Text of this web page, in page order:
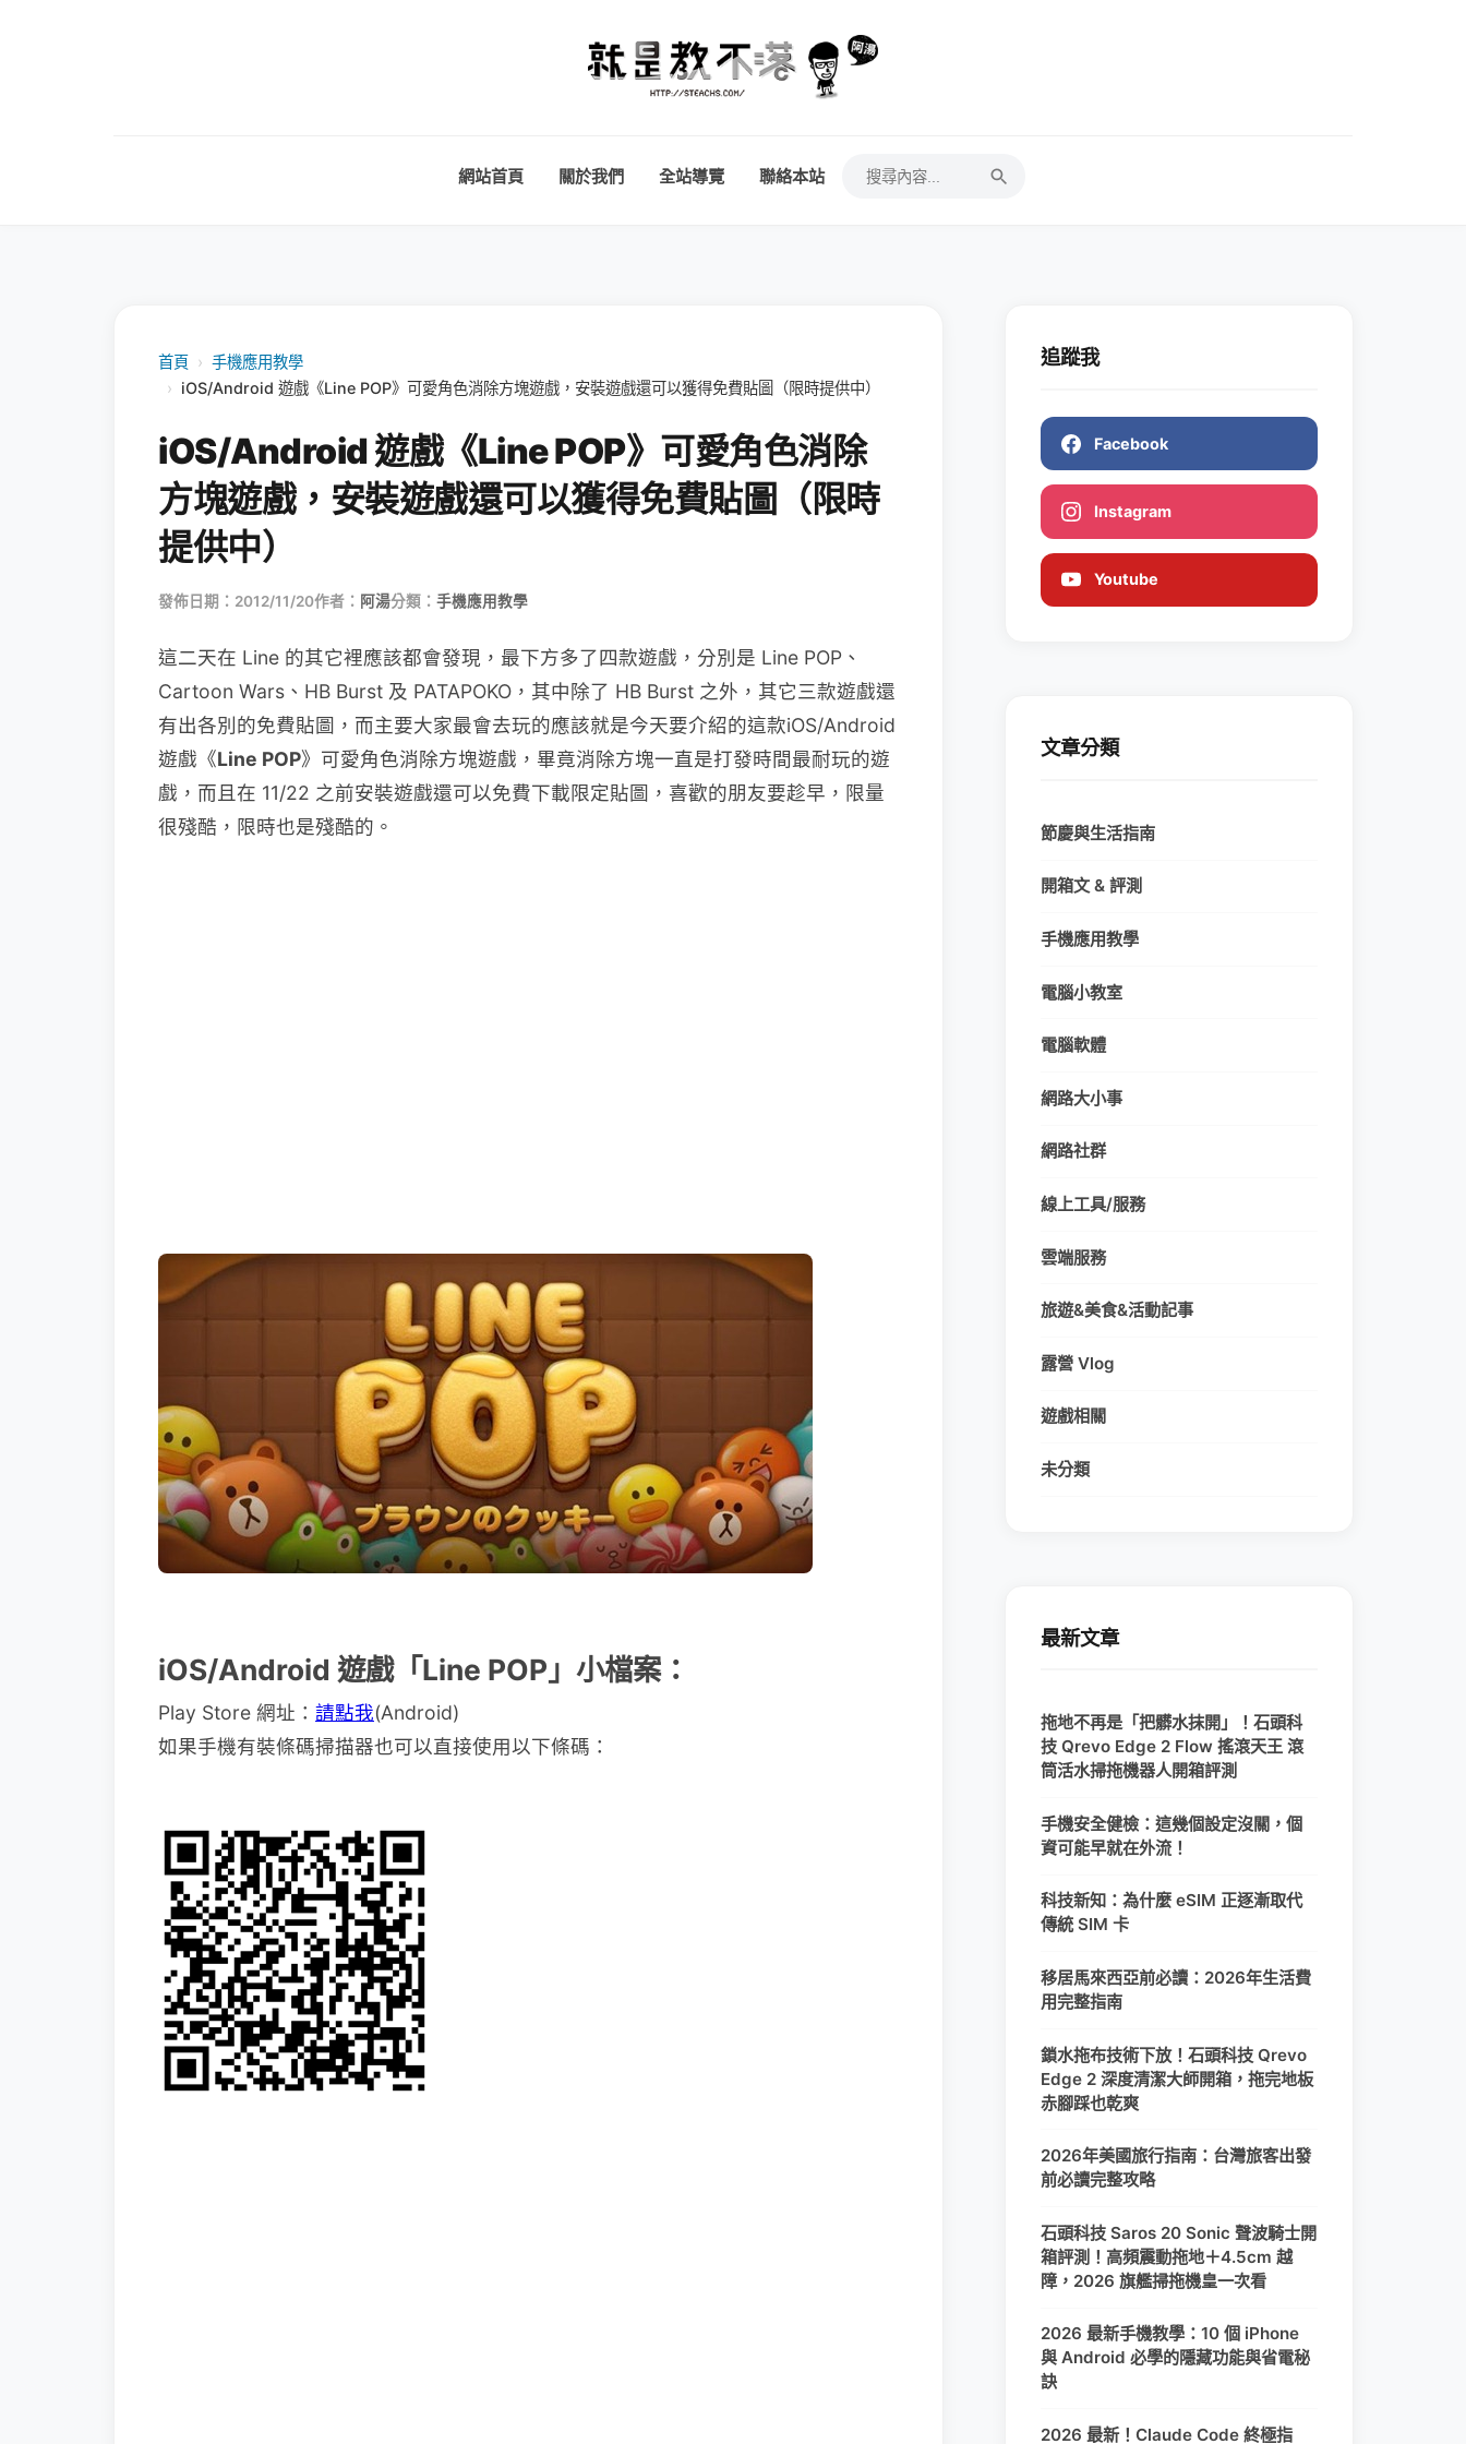
網站首頁 關於我們 全站導覽 聯絡本站
首頁 › 手機應用教學
› iOS/Android 遊戲《Line POP》可愛角色消除方塊遊戲，安裝遊戲還可以獲得免費貼圖（限時提供中）
iOS/Android 遊戲《Line POP》可愛角色消除
方塊遊戲，安裝遊戲還可以獲得免費貼圖（限時
提供中）
發佈日期：2012/11/20作者： 阿湯分類： 手機應用教學
這二天在 Line 的其它裡應該都會發現，最下方多了四款遊戲，分別是 Line POP、
Cartoon Wars、HB Burst 及 PATAPOKO，其中除了 HB Burst 之外，其它三款遊戲還
有出各別的免費貼圖，而主要大家最會去玩的應該就是今天要介紹的這款iOS/Android
遊戲《Line POP》可愛角色消除方塊遊戲，畢竟消除方塊一直是打發時間最耐玩的遊
戲，而且在 11/22 之前安裝遊戲還可以免費下載限定貼圖，喜歡的朋友要趁早，限量
很殘酷，限時也是殘酷的。
iOS/Android 遊戲「Line POP」小檔案：
Play Store 網址： 請點我(Android)
如果手機有裝條碼掃描器也可以直接使用以下條碼：
追蹤我
Facebook
Instagram
Youtube
文章分類
節慶與生活指南
開箱文 & 評測
手機應用教學
電腦小教室
電腦軟體
網路大小事
網路社群
線上工具/服務
雲端服務
旅遊&美食&活動記事
露營 Vlog
遊戲相關
未分類
最新文章
拖地不再是「把髒水抹開」！石頭科
技 Qrevo Edge 2 Flow 搖滾天王 滾
筒活水掃拖機器人開箱評測
手機安全健檢：這幾個設定沒關，個
資可能早就在外流！
科技新知：為什麼 eSIM 正逐漸取代
傳統 SIM 卡
移居馬來西亞前必讀：2026年生活費
用完整指南
鎖水拖布技術下放！石頭科技 Qrevo
Edge 2 深度清潔大師開箱，拖完地板
赤腳踩也乾爽
2026年美國旅行指南：台灣旅客出發
前必讀完整攻略
石頭科技 Saros 20 Sonic 聲波騎士開
箱評測！高頻震動拖地＋4.5cm 越
障，2026 旗艦掃拖機皇一次看
2026 最新手機教學：10 個 iPhone
與 Android 必學的隱藏功能與省電秘
訣
2026 最新！Claude Code 終極指